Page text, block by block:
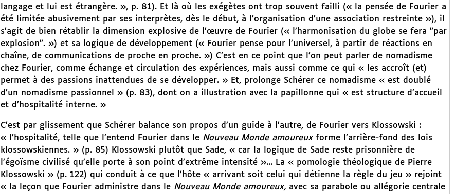
langage et lui est étrangère. », p. 81). Et là où les exégètes ont trop souvent failli (« la pensée de Fourier a
été limitée abusivement par ses interprètes, dès le début, à l’organisation d’une association restreinte »), il
s’agit de bien rétablir la dimension explosive de l’œuvre de Fourier (« l’harmonisation du globe se fera "par
explosion". ») et sa logique de développement (« Fourier pense pour l’universel, à partir de réactions en
chaîne, de communications de proche en proche. ») C’est en ce point que l’on peut parler de nomadisme
chez Fourier, comme échange et circulation des expériences, mais aussi comme ce qui « les accroît (et)
permet à des passions inattendues de se développer. » Et, prolonge Schérer ce nomadisme « est doublé
d’un nomadisme passionnel » (p. 83), dont on a illustration avec la papillonne qui « est structure d’accueil
et d’hospitalité interne. »
C’est par glissement que Schérer balance son propos d’un guide à l’autre, de Fourier vers Klossowski :
« l’hospitalité, telle que l’entend Fourier dans le Nouveau Monde amoureuxforme l’arrière-fond des lois
klossowskiennes. » (p. 85) Klossowski plutôt que Sade, « car la logique de Sade reste prisonnière de
l’égoïsme civilisé qu’elle porte à son point d’extrême intensité »... La « pomologie théologique de Pierre
Klossowski » (p. 122) qui conduit à ce que l’hôte « arrivant soit celui qui détienne la règle du jeu » rejoint
« la leçon que Fourier administre dans le Nouveau Monde amoureux, avec sa parabole ou allégorie centrale